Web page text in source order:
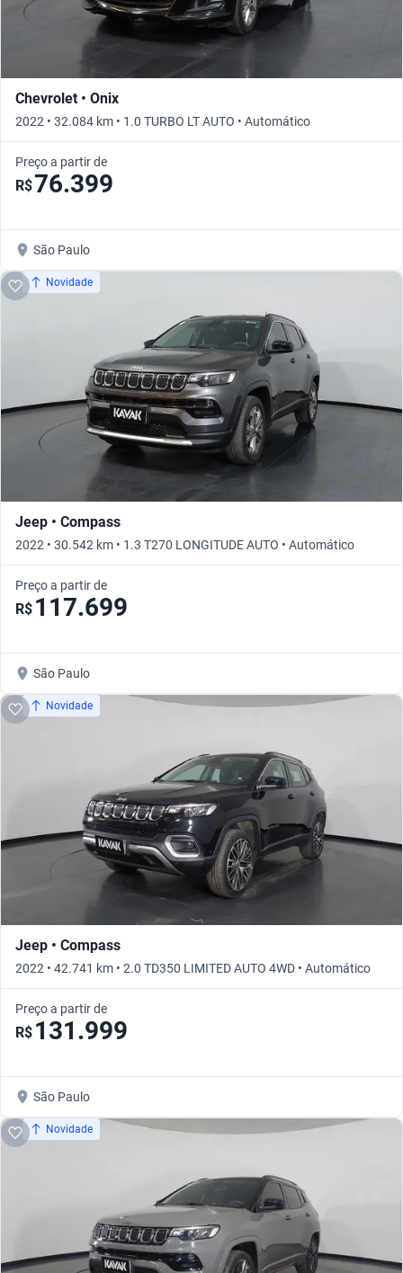
Chevrolet • Onix
2022 • 32.084 km • 1.0 TURBO LT AUTO • Automático
Preço a partir de
R$76.399
São Paulo
Novidade
Jeep • Compass
2022 • 30.542 km • 1.3 T270 LONGITUDE AUTO • Automático
Preço a partir de
R$ 117.699
São Paulo
Novidade
Jeep • Compass
2022 • 42.741 km • 2.0 TD350 LIMITED AUTO 4WD • Automático
Preço a partir de
R$ 131.999
São Paulo
Novidade